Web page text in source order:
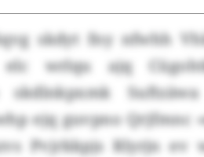
skdyt fny nfwhh
wrlqu ajq
ejq guvpno Qrjfmnc
Pvjrkkpjs Rlyrjn ev